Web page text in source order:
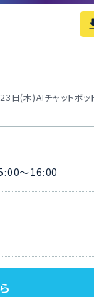
日(木)AIチャットボッ
～16:00